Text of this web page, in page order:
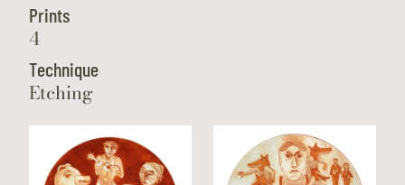
Prints
4
Technique
Etching